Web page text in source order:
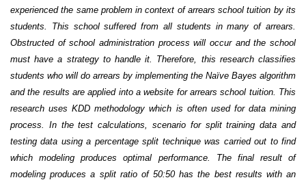
experienced the same problem in context of arrears school tuition by its
students. This school suffered from all students in many of arrears.
Obstructed of school administration process will occur and the school
must have a strategy to handle it. Therefore, this research classifies
students who will do arrears by implementing the Naïve Bayes algorithm
and the results are applied into a website for arrears school tuition. This
research uses KDD methodology which is often used for data mining
process. In the test calculations, scenario for split training data and
testing data using a percentage split technique was carried out to find
which modeling produces optimal performance. The final result of
modeling produces a split ratio of 50:50 has the best results with an